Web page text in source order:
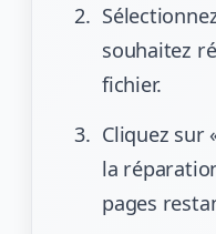
souhaitez
fichier.
Cliquez sur
la
pages